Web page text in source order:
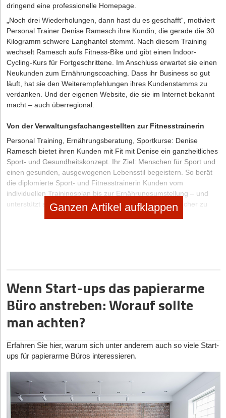
dringend eine professionelle Homepage.
„Noch drei Wiederholungen, dann hast du es geschafft“, motiviert
Personal Trainer Denise Ramesch ihre Kundin, die gerade die 30
Kilogramm schwere Langhantel stemmt. Nach diesem Training
wechselt Ramesch aufs Fitness-Bike und gibt einen Indoor-
Cycling-Kurs für Fortgeschrittene. Im Anschluss erwartet sie einen
Neukunden zum Ernährungscoaching. Dass ihr Business so gut
läuft, hat sie den Weiterempfehlungen ihres Kundenstamms zu
verdanken. Und der eigenen Website, die sie im Internet bekannt
macht – auch überregional.
Von der Verwaltungsfachangestellten zur Fitnesstrainerin
Personal Training, Ernährungsberatung, Sportkurse: Denise
Ramesch bietet ihren Kunden mit Fit mit Denise ein ganzheitliches
Sport- und Gesundheitskonzept. Ihr Ziel: Menschen für Sport und
einen gesunden, ausgewogenen Lebensstil begeistern. So berät
die diplomierte Sport- und Fitnesstrainerin Kunden vom
individuellen Trainingsplan bis zur Ernährungsumstellung – und
unterstützt sie dabei, fitter, gesünder, aktiver und glücklicher zu
Ganzen Artikel aufklappen
Wenn Start-ups das papierarme
Büro anstreben: Worauf sollte
man achten?
Erfahren Sie hier, warum sich unter anderem auch so viele Start-
ups für papierarme Büros interessieren.